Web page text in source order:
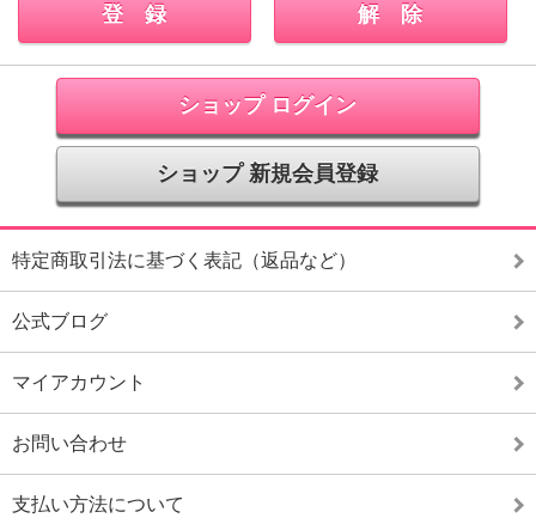
ショップ ログイン
ショップ 新規会員登録
特定商取引法に基づく表記（返品など）
公式ブログ
マイアカウント
お問い合わせ
支払い方法について